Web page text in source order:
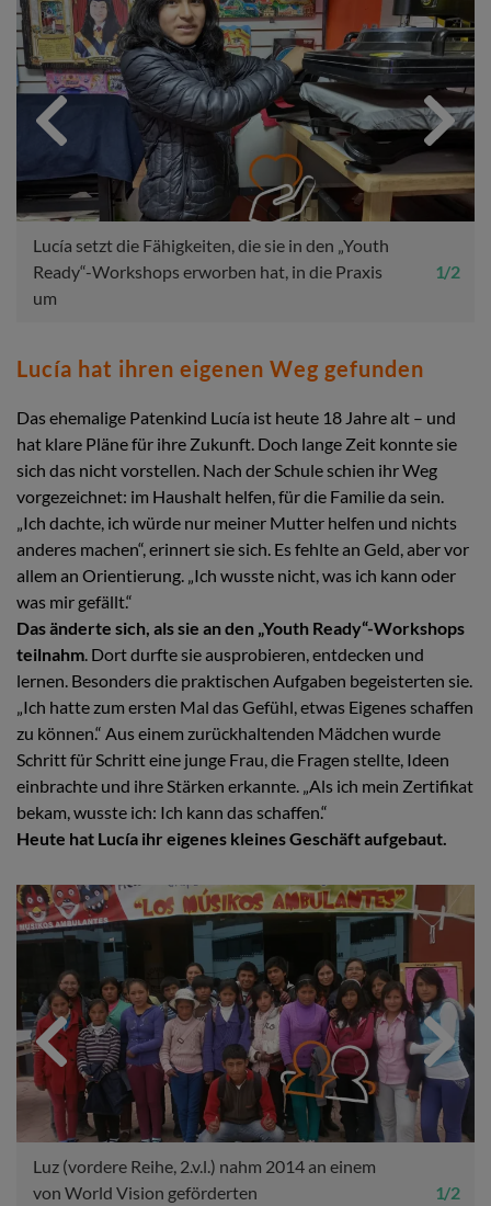
Schulgemeinschaften wurden aufgebaut, in denen Kinder
ihre Ideen einbringen und an Entscheidungen mitwirken
2 Bezirksnetzwerke wurden gegründet, die es Kindern
und Jugendlichen ermöglichen, sich auszutauschen und
Anliegen in die Gemeinde zu tragen
Previous
Lucía setzt die Fähigkeiten, die sie in den „Youth
Ready“-Workshops erworben hat, in die Praxis
um
1 / 2
Next
Lucía hat ihren eigenen Weg gefunden
Das ehemalige Patenkind Lucía ist heute 18 Jahre alt – und
hat klare Pläne für ihre Zukunft. Doch lange Zeit konnte sie
sich das nicht vorstellen. Nach der Schule schien ihr Weg
vorgezeichnet: im Haushalt helfen, für die Familie da sein.
„Ich dachte, ich würde nur meiner Mutter helfen und nichts
anderes machen“, erinnert sie sich. Es fehlte an Geld, aber vor
allem an Orientierung. „Ich wusste nicht, was ich kann oder
was mir gefällt.“
Das änderte sich, als sie an den „Youth Ready“-Workshops
teilnahm . Dort durfte sie ausprobieren, entdecken und
lernen. Besonders die praktischen Aufgaben begeisterten sie.
„Ich hatte zum ersten Mal das Gefühl, etwas Eigenes schaffen
zu können.“ Aus einem zurückhaltenden Mädchen wurde
Schritt für Schritt eine junge Frau, die Fragen stellte, Ideen
einbrachte und ihre Stärken erkannte. „Als ich mein Zertifikat
bekam, wusste ich: Ich kann das schaffen.“
Heute hat Lucía ihr eigenes kleines Geschäft aufgebaut.
Previous
Luz (vordere Reihe, 2.v.l.) nahm 2014 an einem
von World Vision geförderten
1 / 2
Next